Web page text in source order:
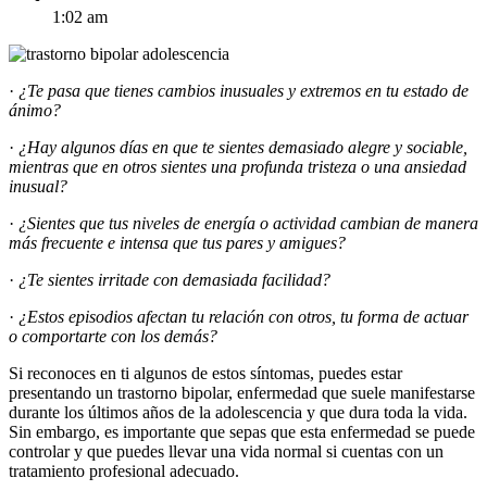
1:02 am
· ¿Te pasa que tienes cambios inusuales y extremos en tu estado de
ánimo?
· ¿Hay algunos días en que te sientes demasiado alegre y sociable,
mientras que en otros sientes una profunda tristeza o una ansiedad
inusual?
· ¿Sientes que tus niveles de energía o actividad cambian de manera
más frecuente e intensa que tus pares y amigues?
· ¿Te sientes irritade con demasiada facilidad?
· ¿Estos episodios afectan tu relación con otros, tu forma de actuar
o comportarte con los demás?
Si reconoces en ti algunos de estos síntomas, puedes estar
presentando un trastorno bipolar, enfermedad que suele manifestarse
durante los últimos años de la adolescencia y que dura toda la vida.
Sin embargo, es importante que sepas que esta enfermedad se puede
controlar y que puedes llevar una vida normal si cuentas con un
tratamiento profesional adecuado.